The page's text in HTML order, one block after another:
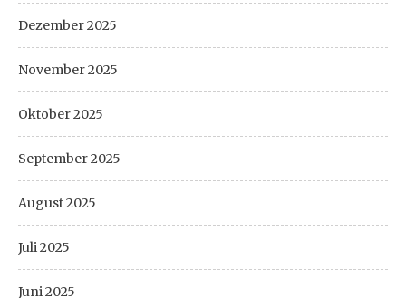
Dezember 2025
November 2025
Oktober 2025
September 2025
August 2025
Juli 2025
Juni 2025